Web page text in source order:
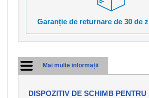
Garanție de returnare de 30 de
Mai multe informații
DISPOZITIV DE SCHIMB